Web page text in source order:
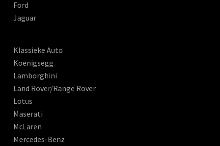
Ford
Jaguar
Klassieke Auto
Koenigsegg
Lamborghini
Land Rover/Range Rover
Lotus
Maserati
McLaren
Mercedes-Benz